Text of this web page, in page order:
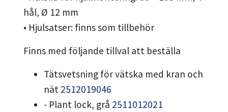
hål, Ø 12 mm
• Hjulsatser: finns som tillbehör
Finns med följande tillval att beställa
Tätsvetsning för vätska med kran och
nät 2512019046
- Plant lock, grå 2511012021